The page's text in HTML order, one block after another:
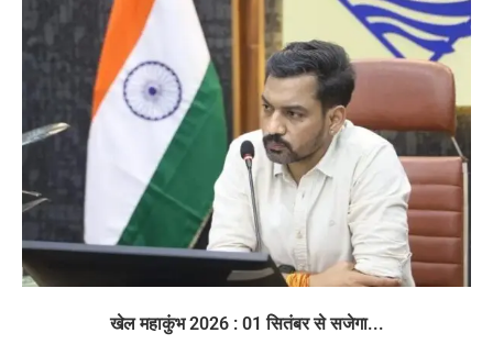
खेल महाकुंभ 2026 : 01 सितंबर से सजेगा...